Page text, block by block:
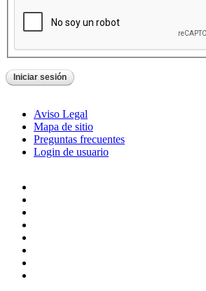
Aviso Legal
Mapa de sitio
Preguntas frecuentes
Login de usuario